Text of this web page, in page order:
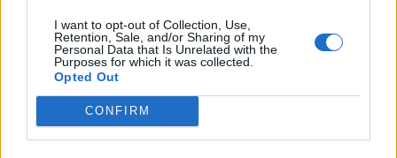
I want to opt-out of Collection, Use,
Retention, Sale, and/or Sharing of my
Personal Data that Is Unrelated with the
Purposes for which it was collected.
Opted Out
CONFIRM